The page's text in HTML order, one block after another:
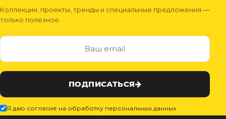
Коллекции, проекты, тренды и специальные предложения —
только полезное.
ПОДПИСАТЬСЯ
Я даю согласие на обработку персональных данных